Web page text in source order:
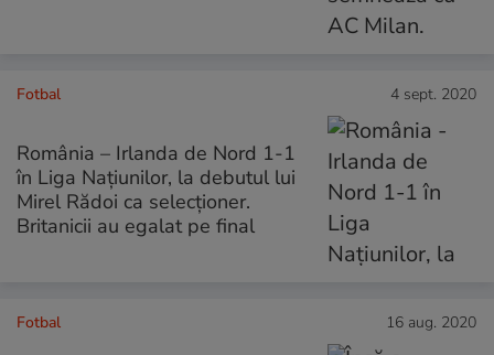
Fotbal 4 sept. 2020
România – Irlanda de Nord 1-1
în Liga Națiunilor, la debutul lui
Mirel Rădoi ca selecționer.
Britanicii au egalat pe final
Fotbal 16 aug. 2020